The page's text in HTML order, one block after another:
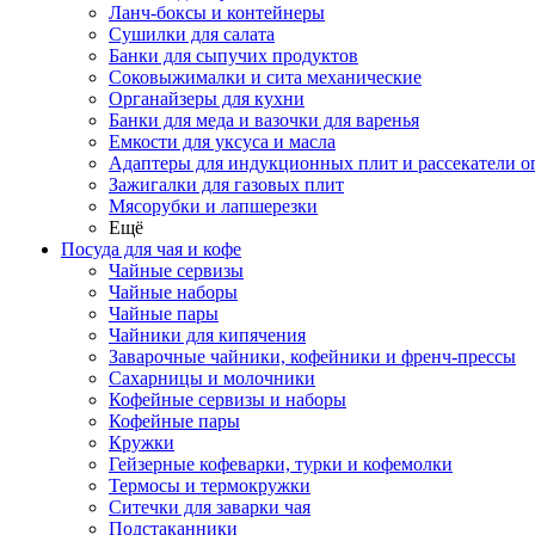
Ланч-боксы и контейнеры
Сушилки для салата
Банки для сыпучих продуктов
Соковыжималки и сита механические
Органайзеры для кухни
Банки для меда и вазочки для варенья
Емкости для уксуса и масла
Адаптеры для индукционных плит и рассекатели
Зажигалки для газовых плит
Мясорубки и лапшерезки
Ещё
Посуда для чая и кофе
Чайные сервизы
Чайные наборы
Чайные пары
Чайники для кипячения
Заварочные чайники, кофейники и френч-прессы
Сахарницы и молочники
Кофейные сервизы и наборы
Кофейные пары
Кружки
Гейзерные кофеварки, турки и кофемолки
Термосы и термокружки
Ситечки для заварки чая
Подстаканники